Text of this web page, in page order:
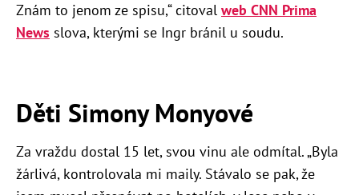
Znám to jenom ze spisu,“ citoval web CNN Prima
News slova, kterými se Ingr bránil u soudu.
Děti Simony Monyové
Za vraždu dostal 15 let, svou vinu ale odmítal. „Byla
žárlivá, kontrolovala mi maily. Stávalo se pak, že